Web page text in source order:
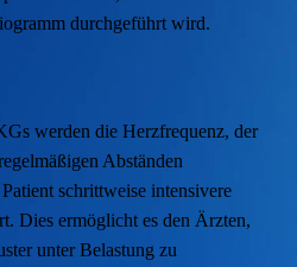
durchgeführt wird.
werden die Herzfrequenz, der
Abständen
schrittweise intensivere
Dies ermöglicht es den Ärzten,
unter Belastung zu